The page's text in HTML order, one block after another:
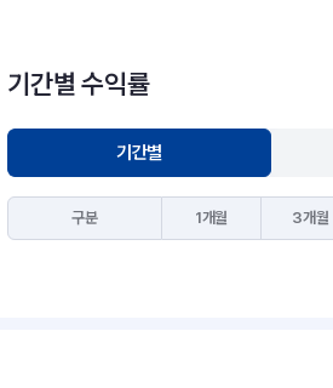
기간별 수익률
기간별
구분 1개월 3개월